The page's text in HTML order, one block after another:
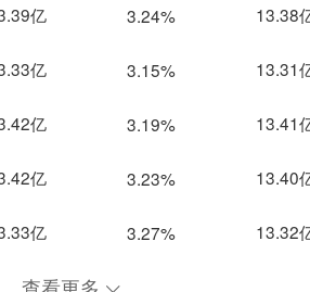
亿 3.24% 13.38
亿 3.15% 13.31
亿 3.19% 13.41
亿 3.23% 13.40
亿 3.27% 13.32